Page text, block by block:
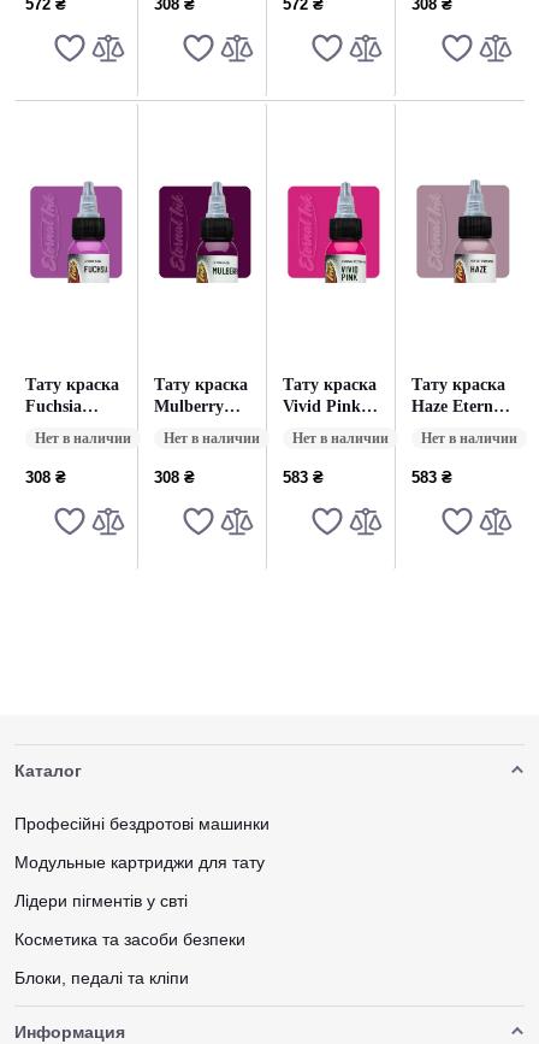
572 ₴ 308 ₴ 572 ₴ 308 ₴
Тату краска
Fuchsia
Eternal Liz
(15 мл)
Нет в наличии
308 ₴
Тату краска
Mulberry
Eternal Liz
(15 мл)
Нет в наличии
308 ₴
Тату краска
Vivid Pink
Eternal (30
Нет в наличии
583 ₴
Тату краска
Haze Eternal
Perfect Storm
мл.)
Нет в наличии
583 ₴
Каталог
Професійні бездротові машинки
Модульные картриджи для тату
Лідери пігментів у свті
Косметика та засоби безпеки
Блоки, педалі та кліпи
Информация